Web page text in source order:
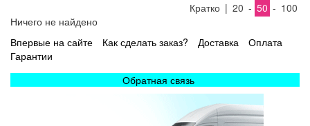
Кратко | 20 - 50 - 100
Ничего не найдено
Впервые на сайте
Как сделать заказ? Доставка
Оплата
Гарантии
Обратная связь